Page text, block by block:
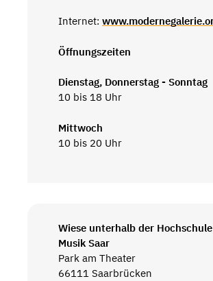
Internet:
Öffnungszeiten
Dienstag, Donnerstag - Sonntag
10 bis 18 Uhr
Mittwoch
10 bis 20 Uhr
Wiese unterhalb der
Musik Saar
Park am Theater
66111 Saarbrücken